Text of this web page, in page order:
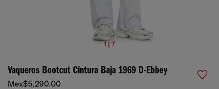
1 | 7
Vaqueros Bootcut Cintura Baja 1969 D-Ebbey
Mex$5,290.00